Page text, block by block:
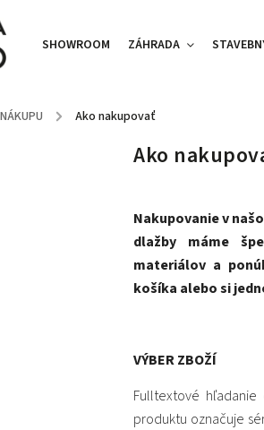
SHOWROOM ZÁHRADA
/ Ako nakupovať
Ako
Nakupovanie v
dlažby máme
materiálov a
košíka alebo si
VÝBER ZBOŽÍ
Fulltextové
produktu označuje